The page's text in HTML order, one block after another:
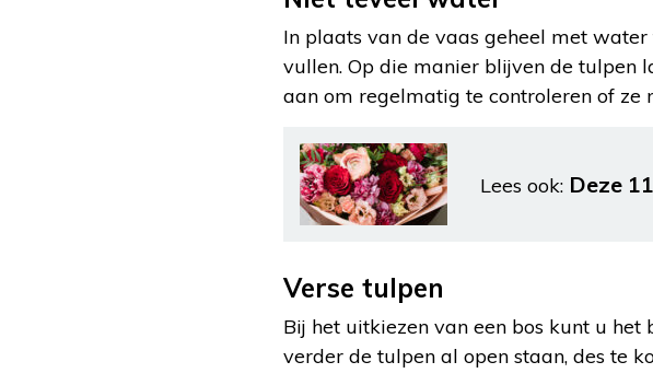
In plaats van de vaas geheel met
vullen. Op die manier blijven de tulpen
aan om regelmatig te controleren of ze
Lees ook: Deze
Verse tulpen
Bij het uitkiezen van een bos kunt u het
verder de tulpen al open staan, des te